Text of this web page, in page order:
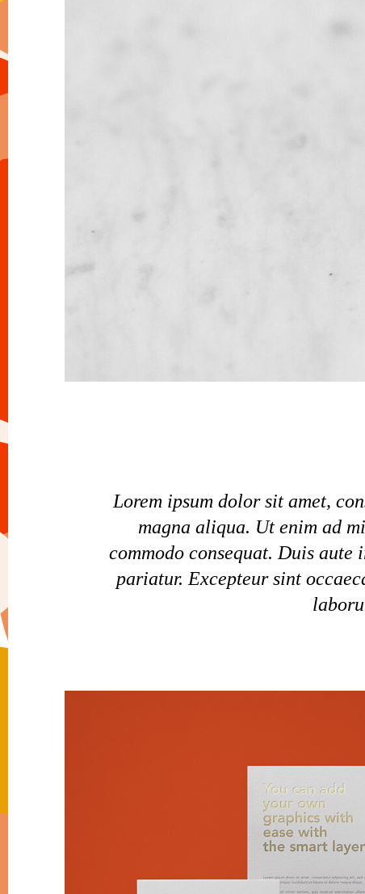
Lorem ipsum dolor sit amet,
magna aliqua. Ut enim ad
commodo consequat. Duis
pariatur. Excepteur sint